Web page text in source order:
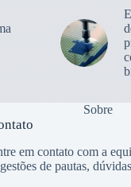
Sobre
em contato com a
de pautas,